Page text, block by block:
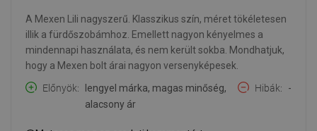
A Mexen Lili nagyszerű. Klasszikus szín, méret tökéletesen
illik a fürdőszobámhoz. Emellett nagyon kényelmes a
mindennapi használata, és nem került sokba. Mondhatjuk,
hogy a Mexen bolt árai nagyon versenyképesek.
Előnyök
lengyel márka, magas minőség,
alacsony ár
Hibák -